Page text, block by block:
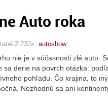
Auto roka
2 732x, autoshow
nie je v súčasnosti zlé auto.
sa derie na povrch otázka:
pohľadu. Čo krajina, to
Nezhodnú sa ani